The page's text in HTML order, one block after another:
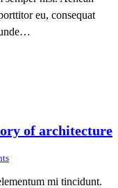
eu, consequat
of architecture
mi tincidunt.